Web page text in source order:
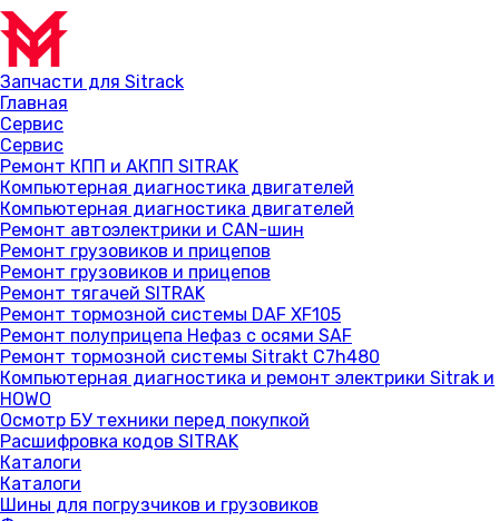
Запчасти для Sitrack
Главная
Сервис
Сервис
Ремонт КПП и АКПП SITRAK
Компьютерная диагностика двигателей
Компьютерная диагностика двигателей
Ремонт автоэлектрики и CAN-шин
Ремонт грузовиков и прицепов
Ремонт грузовиков и прицепов
Ремонт тягачей SITRAK
Ремонт тормозной системы DAF XF105
Ремонт полуприцепа Нефаз с осями SAF
Ремонт тормозной системы Sitrakt C7h480
Компьютерная диагностика и ремонт электрики Sitrak и
HOWO
Осмотр БУ техники перед покупкой
Расшифровка кодов SITRAK
Каталоги
Каталоги
Шины для погрузчиков и грузовиков